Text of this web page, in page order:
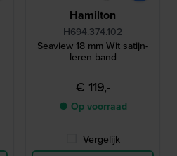
Hamilton
H694.374.102
Seaview 18 mm Wit satijn-
leren band
€ 119,-
● Op voorraad
Vergelijk